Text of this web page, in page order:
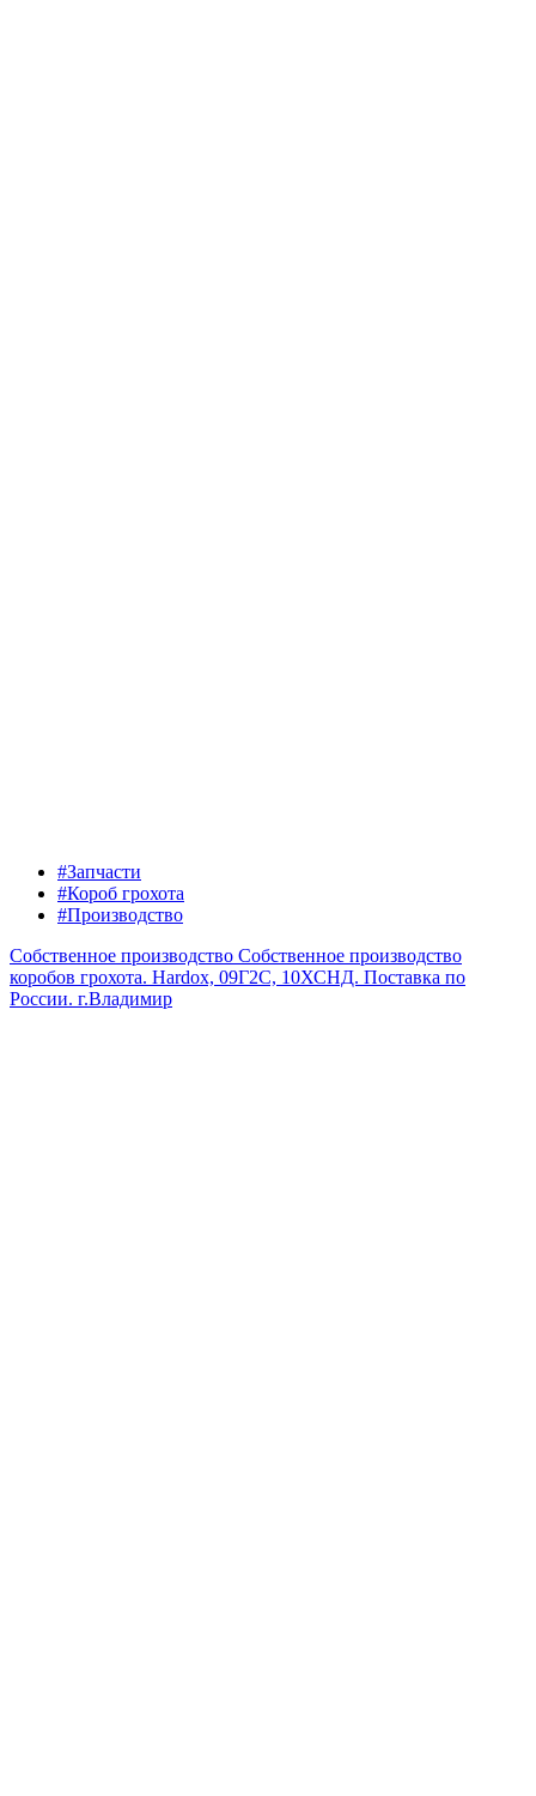
#Запчасти
#Короб грохота
#Производство
Собственное производство Собственное производство
коробов грохота. Hardox, 09Г2С, 10ХСНД. Поставка по
России. г.Владимир